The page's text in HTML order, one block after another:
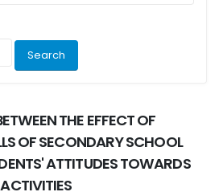
THE EFFECT OF
OF SECONDARY SCHOOL
ATTITUDES TOWARDS